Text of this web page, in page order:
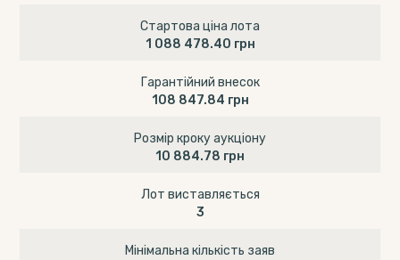
Стартова ціна лота
1 088 478.40 грн
Гарантійний внесок
108 847.84 грн
Розмір кроку аукціону
10 884.78 грн
Лот виставляється
3
Мінімальна кількість заяв